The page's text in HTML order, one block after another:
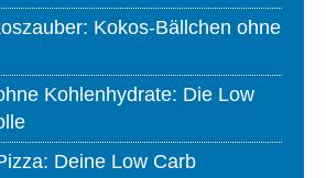
Kokos-Bällchen ohne
Kohlenhydrate: Die Low
Deine Low Carb